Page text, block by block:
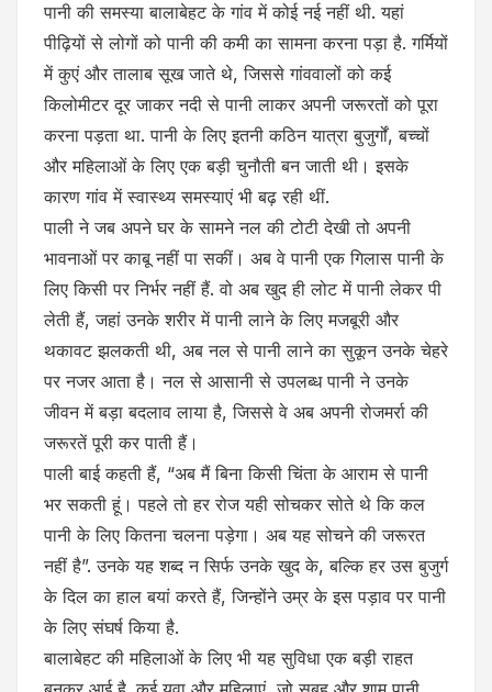
पानी की समस्या बालाबेहट के गांव में कोई नई नहीं थी. यहां
पीढ़ियों से लोगों को पानी की कमी का सामना करना पड़ा है. गर्मियों
में कुएं और तालाब सूख जाते थे, जिससे गांववालों को कई
किलोमीटर दूर जाकर नदी से पानी लाकर अपनी जरूरतों को पूरा
करना पड़ता था. पानी के लिए इतनी कठिन यात्रा बुजुर्गों, बच्चों
और महिलाओं के लिए एक बड़ी चुनौती बन जाती थी। इसके
कारण गांव में स्वास्थ्य समस्याएं भी बढ़ रही थीं.
पाली ने जब अपने घर के सामने नल की टोटी देखी तो अपनी
भावनाओं पर काबू नहीं पा सकीं। अब वे पानी एक गिलास पानी के
लिए किसी पर निर्भर नहीं हैं. वो अब खुद ही लोट में पानी लेकर पी
लेती हैं, जहां उनके शरीर में पानी लाने के लिए मजबूरी और
थकावट झलकती थी, अब नल से पानी लाने का सुकून उनके चेहरे
पर नजर आता है। नल से आसानी से उपलब्ध पानी ने उनके
जीवन में बड़ा बदलाव लाया है, जिससे वे अब अपनी रोजमर्रा की
जरूरतें पूरी कर पाती हैं।
पाली बाई कहती हैं, “अब मैं बिना किसी चिंता के आराम से पानी
भर सकती हूं। पहले तो हर रोज यही सोचकर सोते थे कि कल
पानी के लिए कितना चलना पड़ेगा। अब यह सोचने की जरूरत
नहीं है”. उनके यह शब्द न सिर्फ उनके खुद के, बल्कि हर उस बुजुर्ग
के दिल का हाल बयां करते हैं, जिन्होंने उम्र के इस पड़ाव पर पानी
के लिए संघर्ष किया है.
बालाबेहट की महिलाओं के लिए भी यह सुविधा एक बड़ी राहत